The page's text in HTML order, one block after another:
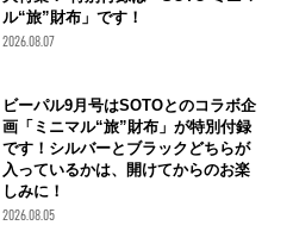
ル“旅”財布」です！
2026.08.07
ビーパル9月号はSOTOとのコラボ企
画「ミニマル“旅”財布」が特別付録
です！シルバーとブラックどちらが
入っているかは、開けてからのお楽
しみに！
2026.08.05